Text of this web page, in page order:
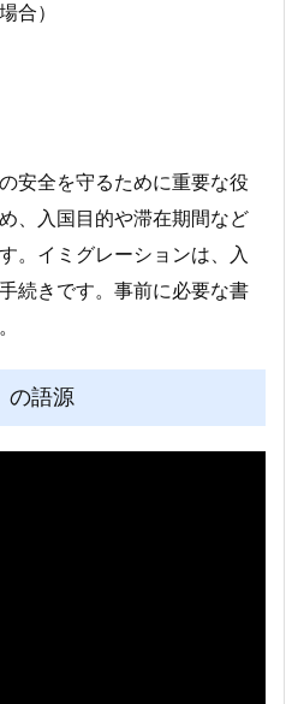
合）
安全を守るために重要な役
、入国目的や滞在期間など
。イミグレーションは、入
続きです。事前に必要な書
の語源